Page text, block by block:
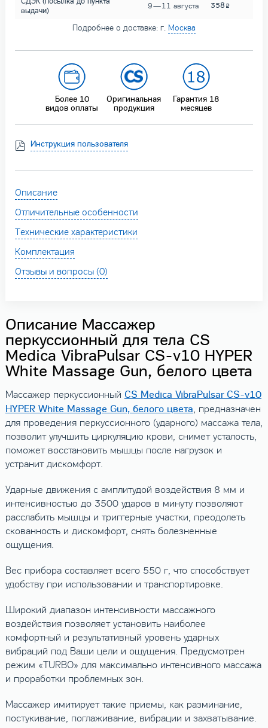
выдачи)
9 — 11 августа 358
Подробнее о доставке: г. Москва
Более 10
видов оплаты
Оригинальная
продукция
Гарантия 18
месяцев
Инструкция пользователя
Описание
Отличительные особенности
Технические характеристики
Комплектация
Отзывы и вопросы (0)
Описание Массажер
перкуссионный для тела CS
Medica VibraPulsar CS-v10 HYPER
White Massage Gun, белого цвета
Массажер перкуссионный CS Medica VibraPulsar CS-v10
HYPER White Massage Gun, белого цвета, предназначен
для проведения перкуссионного (ударного) массажа тела,
позволит улучшить циркуляцию крови, снимет усталость,
поможет восстановить мышцы после нагрузок и
устранит дискомфорт.
Ударные движения с амплитудой воздействия 8 мм и
интенсивностью до 3500 ударов в минуту позволяют
расслабить мышцы и триггерные участки, преодолеть
скованность и дискомфорт, снять болезненные
ощущения.
Вес прибора составляет всего 550 г, что способствует
удобству при использовании и транспортировке.
Широкий диапазон интенсивности массажного
воздействия позволяет установить наиболее
комфортный и результативный уровень ударных
вибраций под Ваши цели и ощущения. Предусмотрен
режим «TURBO» для максимально интенсивного массажа
и проработки проблемных зон.
Массажер имитирует такие приемы, как разминание,
постукивание, поглаживание, вибрации и захватывание.